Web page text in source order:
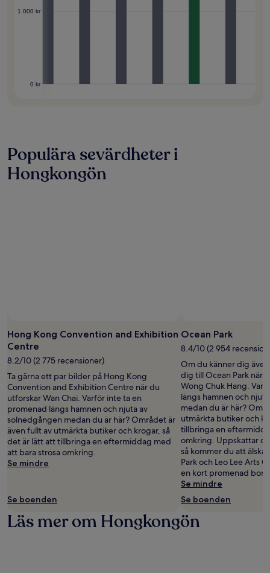
0 kr
1 000 kr
Populära sevärdheter i
Hongkongön
Hong Kong Convention and Exhibition
Centre
8.2/10 (2 775 recensioner)
Ta gärna ett par bilder på Hong Kong
Convention and Exhibition Centre när du
utforskar Wan Chai. Varför inte ta en
promenad längs hamnen och njuta av
solnedgången medan du är här? Området är
även fullt av utmärkta butiker och krogar, så
det är lätt att tillbringa en eftermiddag med
att bara strosa omkring.
Se mindre
Se boenden
Ocean Park
8.4/10 (2 954
Om du känner dig
dig till Ocean Park när
Wong Chuk Hang.
längs hamnen och
medan du är här?
utmärkta butiker och
tillbringa en
omkring. Uppskattar
så kommer du att
Park och Leo Lee Arts
en kort promenad bort.
Se mindre
Se boenden
Läs mer om Hongkongön